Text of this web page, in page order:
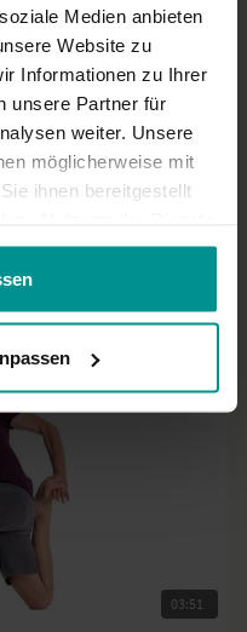
Medien anbieten
Website zu
Informationen zu Ihrer
unsere Partner für
weiter. Unsere
möglicherweise mit
ihnen bereitgestellt
die 2. Seite!
03:51